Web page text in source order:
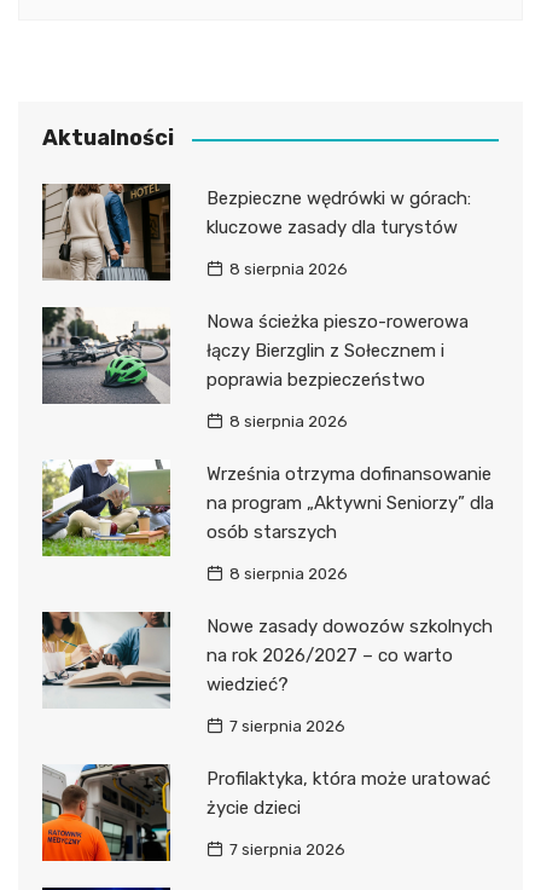
Aktualności
Bezpieczne wędrówki w górach:
kluczowe zasady dla turystów
8 sierpnia 2026
Nowa ścieżka pieszo-rowerowa
łączy Bierzglin z Sołecznem i
poprawia bezpieczeństwo
8 sierpnia 2026
Września otrzyma dofinansowanie
na program „Aktywni Seniorzy” dla
osób starszych
8 sierpnia 2026
Nowe zasady dowozów szkolnych
na rok 2026/2027 – co warto
wiedzieć?
7 sierpnia 2026
Profilaktyka, która może uratować
życie dzieci
7 sierpnia 2026